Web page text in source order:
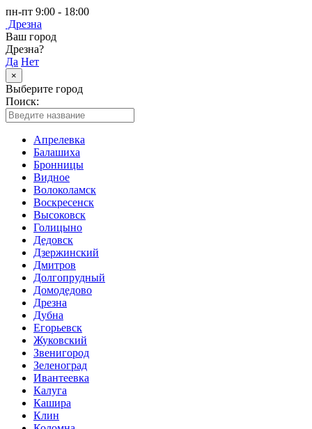
пн-пт 9:00 - 18:00
Дрезна
Ваш город
Дрезна?
Да Нет
×
Выберите город
Поиск:
Апрелевка
Балашиха
Бронницы
Видное
Волоколамск
Воскресенск
Высоковск
Голицыно
Дедовск
Дзержинский
Дмитров
Долгопрудный
Домодедово
Дрезна
Дубна
Егорьевск
Жуковский
Звенигород
Зеленоград
Ивантеевка
Калуга
Кашира
Клин